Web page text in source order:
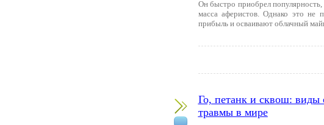
Он быстро приобрел
масса аферистов. Однако это не
прибыль и осваивают облачный
Го, петанк и сквош: виды
травмы в мире